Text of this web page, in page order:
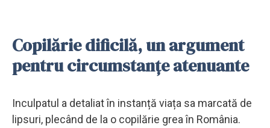
Copilărie dificilă, un argument
pentru circumstanțe atenuante
Inculpatul a detaliat în instanță viața sa marcată de
lipsuri, plecând de la o copilărie grea în România.